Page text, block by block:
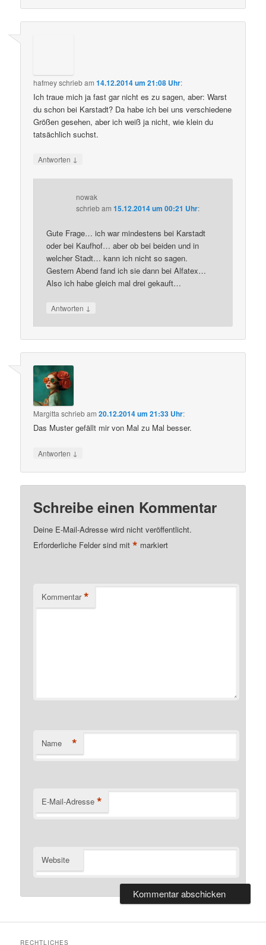
hafmeyschriebam14.12.2014 um 21:08 Uhr:
Ich traue mich ja fast gar nicht es zu sagen, aber: Warst
du schon bei Karstadt? Da habe ich bei uns verschiedene
Größen gesehen, aber ich weiß ja nicht, wie klein du
tatsächlich suchst.
Antworten ↓
nowak
schriebam15.12.2014 um 00:21 Uhr:
Gute Frage… ich war mindestens bei Karstadt
oder bei Kaufhof… aber ob bei beiden und in
welcher Stadt… kann ich nicht so sagen.
Gestern Abend fand ich sie dann bei Alfatex…
Also ich habe gleich mal drei gekauft…
Antworten ↓
Margitta schriebam20.12.2014 um 21:33 Uhr:
Das Muster gefällt mir von Mal zu Mal besser.
Antworten ↓
Schreibe einen Kommentar
Deine E-Mail-Adresse wird nicht veröffentlicht.
Erforderliche Felder sind mit* markiert
Kommentar *
Name *
E-Mail-Adresse *
Website
RECHTLICHES